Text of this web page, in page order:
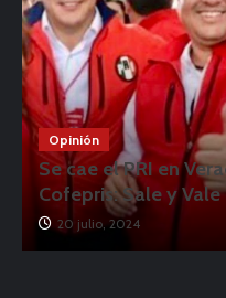
Opinión
Se cae el PRI en
Cofepris: Sale y Vale
20 julio, 2024